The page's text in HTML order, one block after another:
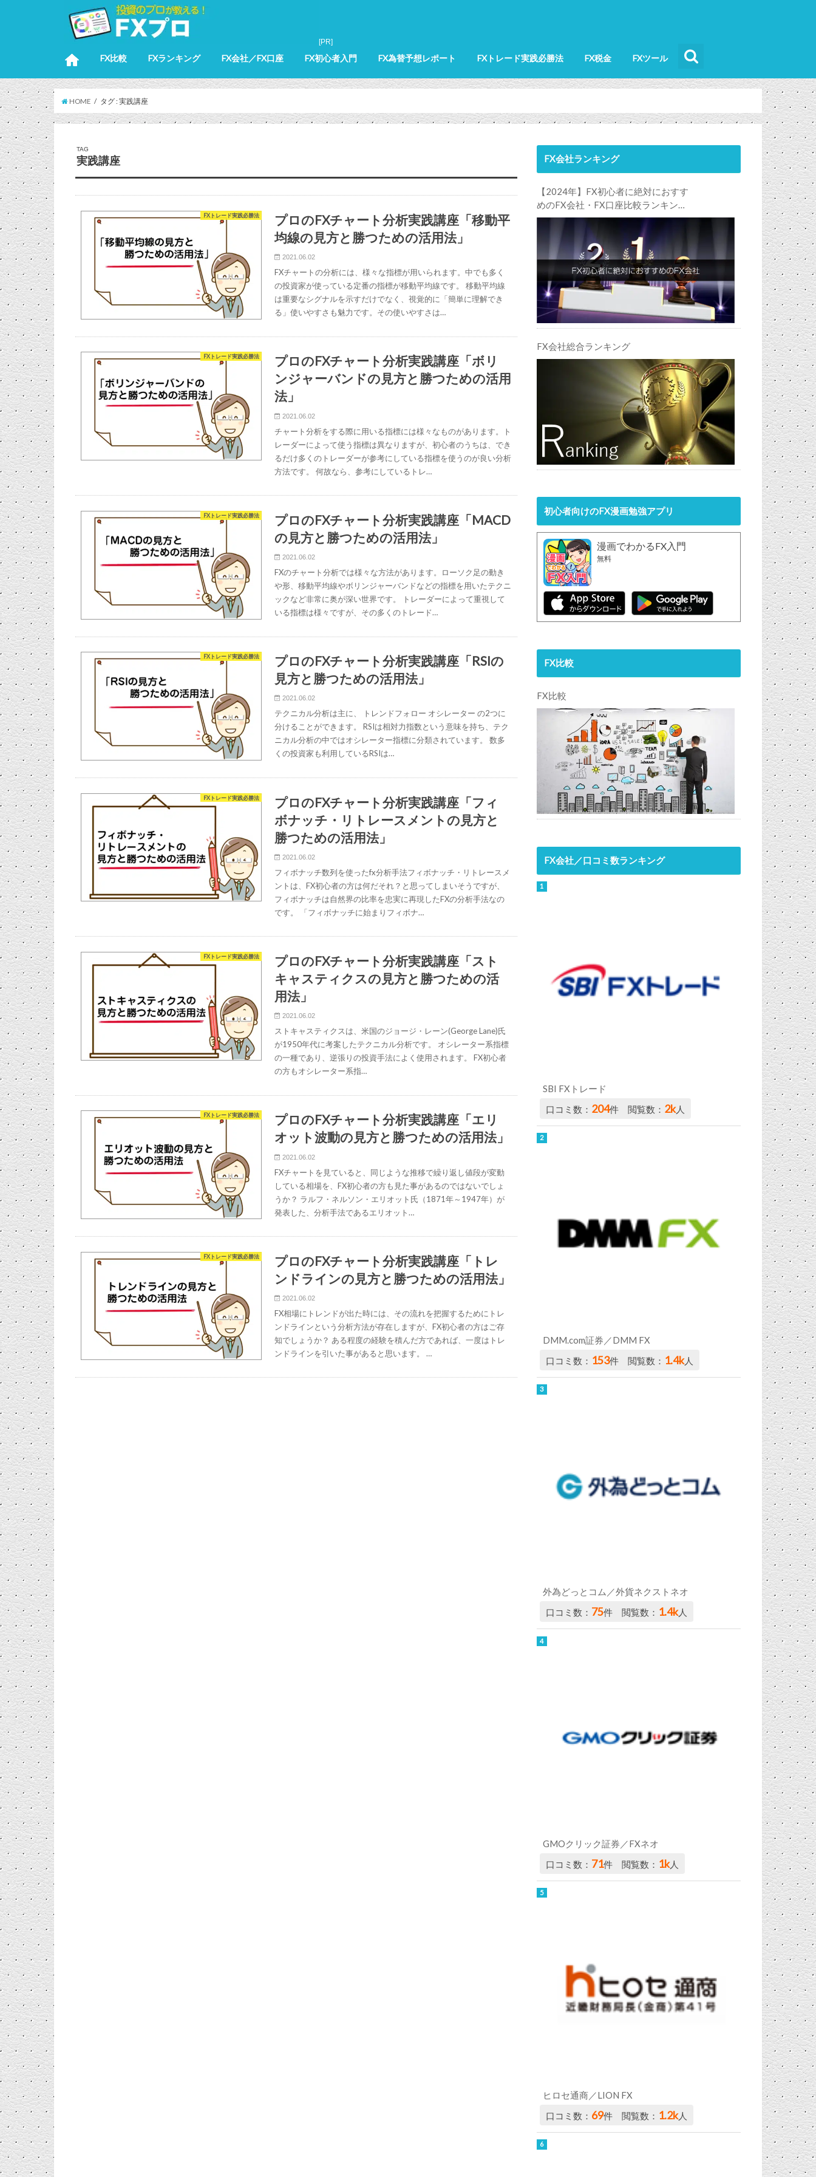
FX比較 FXランキング FX会社／FX口座 FX初心者入門 FX為替予想レポート FXトレード実践必勝法 FX税金 FXツール
HOME タグ : 実践講座
TAG
実践講座
FXトレード実践必勝法
プロのFXチャート分析実践講座「移動平
均線の見方と勝つための活用法」
2021.06.02
FXチャートの分析には、様々な指標が用いられます。中でも多く
の投資家が使っている定番の指標が移動平均線です。 移動平均線
は重要なシグナルを示すだけでなく、視覚的に「簡単に理解でき
る」使いやすさも魅力です。その使いやすさは…
FXトレード実践必勝法
プロのFXチャート分析実践講座「ボリ
ンジャーバンドの見方と勝つための活用
法」
2021.06.02
チャート分析をする際に用いる指標には様々なものがあります。ト
レーダーによって使う指標は異なりますが、初心者のうちは、でき
るだけ多くのトレーダーが参考にしている指標を使うのが良い分析
方法です。 何故なら、参考にしているトレ…
FXトレード実践必勝法
プロのFXチャート分析実践講座「MACD
の見方と勝つための活用法」
2021.06.02
FXのチャート分析では様々な方法があります。ローソク足の動き
や形、移動平均線やボリンジャーバンドなどの指標を用いたテクニ
ックなど非常に奥が深い世界です。 トレーダーによって重視して
いる指標は様々ですが、その多くのトレード…
FXトレード実践必勝法
プロのFXチャート分析実践講座「RSIの
見方と勝つための活用法」
2021.06.02
テクニカル分析は主に、 トレンドフォロー オシレーター の2つに
分けることができます。 RSIは相対力指数という意味を持ち、テク
ニカル分析の中ではオシレーター指標に分類されています。 数多
くの投資家も利用しているRSIは…
FXトレード実践必勝法
プロのFXチャート分析実践講座「フィ
ボナッチ・リトレースメントの見方と
勝つための活用法」
2021.06.02
フィボナッチ数列を使ったfx分析手法フィボナッチ・リトレースメ
ントは、FX初心者の方は何だそれ？と思ってしまいそうですが、
フィボナッチは自然界の比率を忠実に再現したFXの分析手法なの
です。 「フィボナッチに始まりフィボナ…
FXトレード実践必勝法
プロのFXチャート分析実践講座「スト
キャスティクスの見方と勝つための活
用法」
2021.06.02
ストキャスティクスは、米国のジョージ・レーン(George Lane)氏
が1950年代に考案したテクニカル分析です。 オシレーター系指標
の一種であり、逆張りの投資手法によく使用されます。 FX初心者
の方もオシレーター系指…
FXトレード実践必勝法
プロのFXチャート分析実践講座「エリ
オット波動の見方と勝つための活用法」
2021.06.02
FXチャートを見ていると、同じような推移で繰り返し値段が変動
している相場を、FX初心者の方も見た事があるのではないでしょ
うか？ ラルフ・ネルソン・エリオット氏（1871年～1947年）が
発表した、分析手法であるエリオット…
FXトレード実践必勝法
プロのFXチャート分析実践講座「トレ
ンドラインの見方と勝つための活用法」
2021.06.02
FX相場にトレンドが出た時には、その流れを把握するためにトレ
ンドラインという分析方法が存在しますが、FX初心者の方はご存
知でしょうか？ ある程度の経験を積んだ方であれば、一度はトレ
ンドラインを引いた事があると思います。 …
FX会社ランキング
【2024年】FX初心者に絶対におすす
めのFX会社・FX口座比較ランキン
グ。FX初心者におすすめの理由・注
意点も合わせて解説します！
FX会社総合ランキング
初心者向けのFX漫画勉強アプリ
漫画でわかるFX入門
無料
FX比較
FX比較
FX会社／口コミ数ランキング
SBI FXトレード
口コミ数： 204件 閲覧数： 2k人
DMM.com証券／DMM FX
口コミ数： 153件 閲覧数： 1.4k人
外為どっとコム／外貨ネクストネオ
口コミ数： 75件 閲覧数： 1.4k人
GMOクリック証券／FXネオ
口コミ数： 71件 閲覧数： 1k人
ヒロセ通商／LION FX
口コミ数： 69件 閲覧数： 1.2k人